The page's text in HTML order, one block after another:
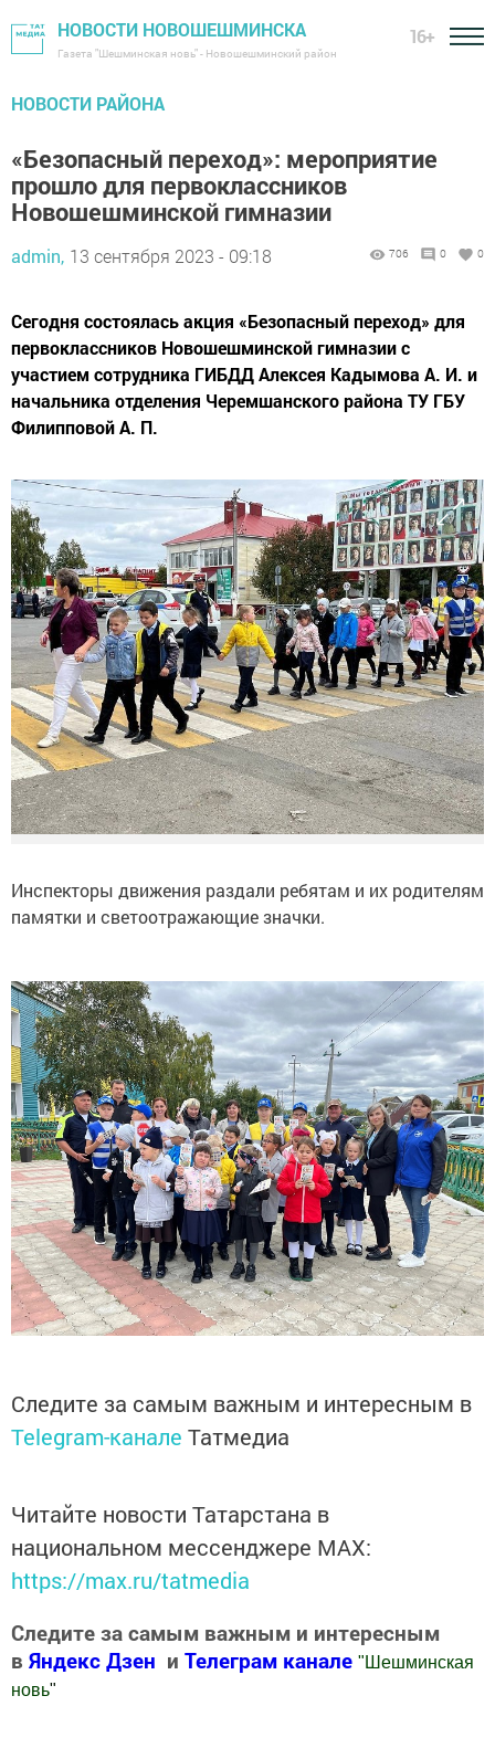
НОВОСТИ НОВОШЕШМИНСКА
Газета "Шешминская новь" - Новошешминский район
16+
НОВОСТИ РАЙОНА
«Безопасный переход»: мероприятие
прошло для первоклассников
Новошешминской гимназии
admin, 13 сентября 2023 - 09:18 706 0 0
Сегодня состоялась акция «Безопасный переход» для
первоклассников Новошешминской гимназии с
участием сотрудника ГИБДД Алексея Кадымова А. И. и
начальника отделения Черемшанского района ТУ ГБУ
Филипповой А. П.
Инспекторы движения раздали ребятам и их родителям
памятки и светоотражающие значки.
Следите за самым важным и интересным в
Telegram-канале Татмедиа
Читайте новости Татарстана в
национальном мессенджере MАХ:
https://max.ru/tatmedia
Следите за самым важным и интересным
в Яндекс Дзен и Телеграм канале " Шешминская
новь"